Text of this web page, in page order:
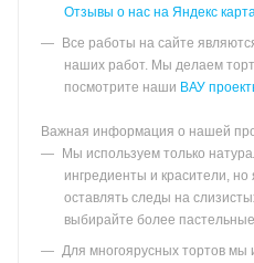
Отзывы о нас на Яндекс
Все работы на сайте
наших работ. Мы делаем
посмотрите наши ВАУ
Важная информация о нашей
Мы используем только
ингредиенты и красители,
оставлять следы на
выбирайте более
Для многоярусных тортов мы